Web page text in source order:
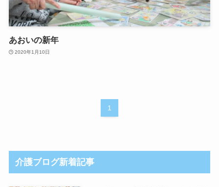
あおいの新年
2020年1月10日
1
介護ブログ新着記事